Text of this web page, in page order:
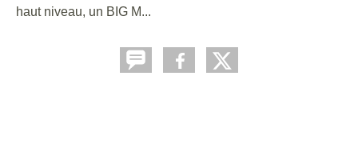
haut niveau, un BIG M...